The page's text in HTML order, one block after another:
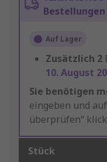
Bestellungen
Auf Lager
Zusätzlich 2
10. August
Sie benötigen
eingeben und
überprüfen“
Stück